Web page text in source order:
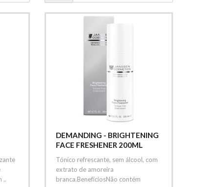
..
DEMANDING - BRIGHTENING
FACE FRESHENER 200ML
Tónico refrescante, sem álcool, com
extrato de amoreira
branca.BenefíciosNão contém